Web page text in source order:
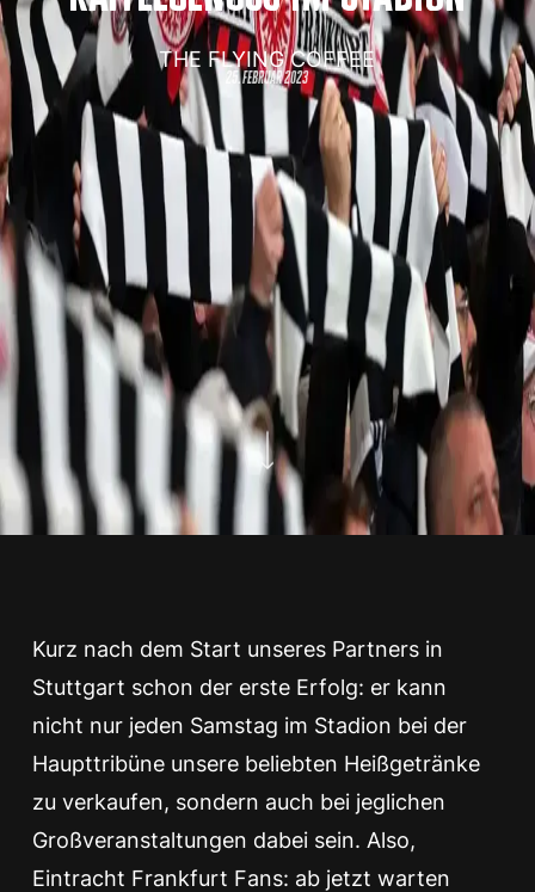
THE FLYING COFFEE
25. februar 2023
Kurz nach dem Start unseres Partners in
Stuttgart schon der erste Erfolg: er kann
nicht nur jeden Samstag im Stadion bei der
Haupttribüne unsere beliebten Heißgetränke
zu verkaufen, sondern auch bei jeglichen
Großveranstaltungen dabei sein. Also,
Eintracht Frankfurt Fans: ab jetzt warten